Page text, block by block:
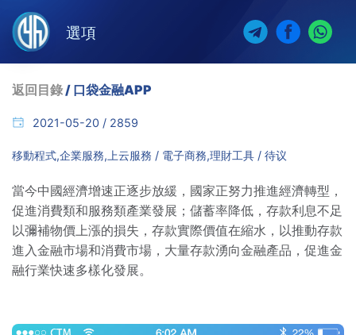
選項
返回目錄/ 口袋金融APP
2021-05-20 / 2859
移動程式,企業服務,上云服務 / 電子商務,理財工具 / 待议
當今中國經濟增速正逐步放緩，國家正努力推進經濟轉型，
促進消費類和服務類產業發展；儲蓄率降低，存款利息不足
以彌補物價上漲的損失，存款實際價值在縮水，以推動存款
進入金融市場和消費市場，大量存款湧向金融產品，促進金
融行業快速多樣化發展。